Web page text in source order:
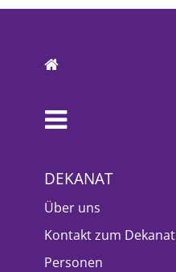
DEKANAT
Über uns
Kontakt zum Dekanat
Personen